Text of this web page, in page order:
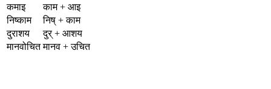
कमाइ
काम + आइ
निष्काम
निष् + काम
दुराशय
दुर् + आशय
मानवोचित मानव + उचित